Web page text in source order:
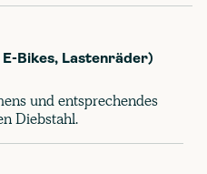
Bikes, Lastenräder)
und entsprechendes
Diebstahl.